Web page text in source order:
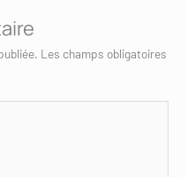
Les champs obligatoires